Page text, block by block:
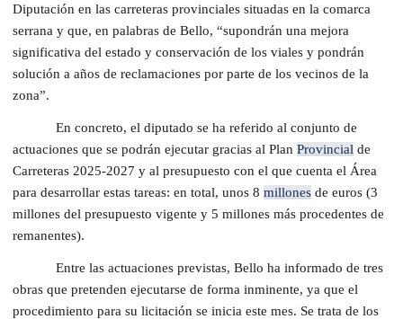
Diputación en las carreteras provinciales situadas en la comarca
serrana y que, en palabras de Bello, “supondrán una mejora
significativa del estado y conservación de los viales y pondrán
solución a años de reclamaciones por parte de los vecinos de la
zona”.
En concreto, el diputado se ha referido al conjunto de
actuaciones que se podrán ejecutar gracias al Plan Provincial de
Carreteras 2025-2027 y al presupuesto con el que cuenta el Área
para desarrollar estas tareas: en total, unos 8 millones de euros (3
millones del presupuesto vigente y 5 millones más procedentes de
remanentes).
Entre las actuaciones previstas, Bello ha informado de tres
obras que pretenden ejecutarse de forma inminente, ya que el
procedimiento para su licitación se inicia este mes. Se trata de los